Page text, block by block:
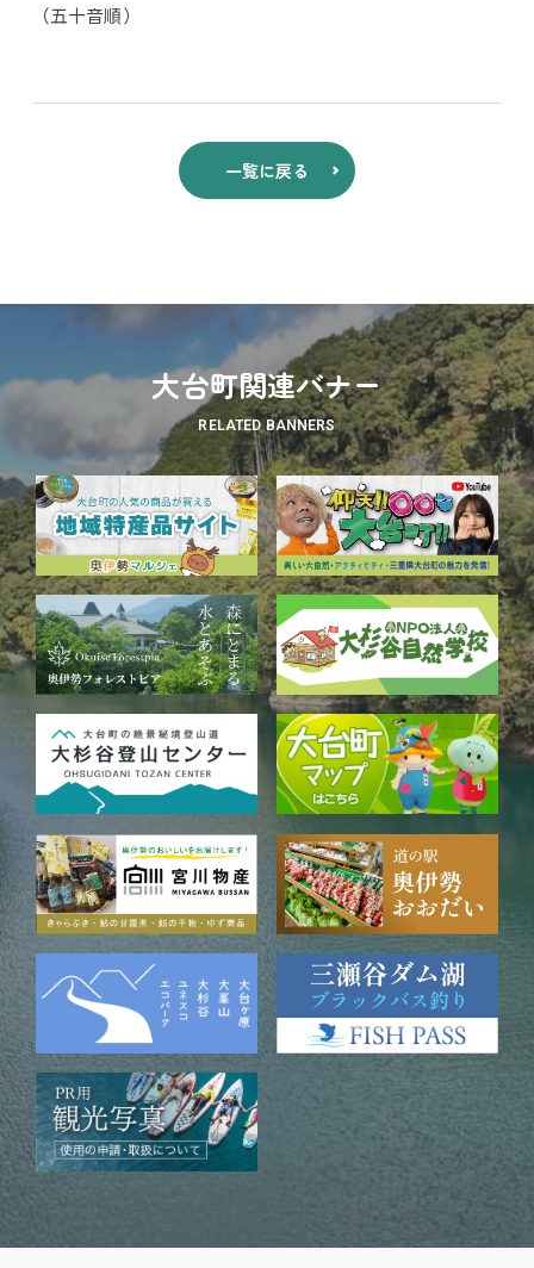
（五十音順）
一覧に戻る
大台町関連バナー
RELATED BANNERS